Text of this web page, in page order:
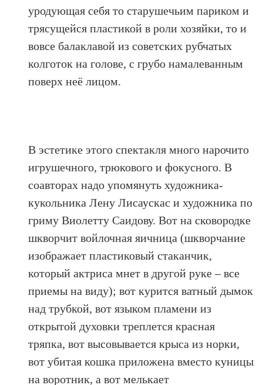
уродующая себя то старушечьим париком и
трясущейся пластикой в роли хозяйки, то и
вовсе балаклавой из советских рубчатых
колготок на голове, с грубо намалеванным
поверх неё лицом.
В эстетике этого спектакля много нарочито
игрушечного, трюкового и фокусного. В
соавторах надо упомянуть художника-
кукольника Лену Лисаускас и художника по
гриму Виолетту Саидову. Вот на сковородке
шкворчит войлочная яичница (шкворчание
изображает пластиковый стаканчик,
который актриса мнет в другой руке – все
приемы на виду); вот курится ватный дымок
над трубкой, вот языком пламени из
открытой духовки треплется красная
тряпка, вот высовывается крыса из норки,
вот убитая кошка приложена вместо куницы
на воротник, а вот мелькает